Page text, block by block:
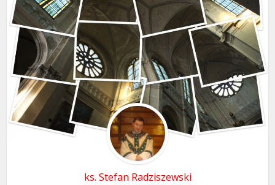
ks. Stefan Radziszewski